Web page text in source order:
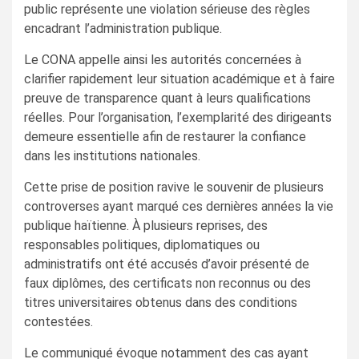
public représente une violation sérieuse des règles
encadrant l’administration publique.
Le CONA appelle ainsi les autorités concernées à
clarifier rapidement leur situation académique et à faire
preuve de transparence quant à leurs qualifications
réelles. Pour l’organisation, l’exemplarité des dirigeants
demeure essentielle afin de restaurer la confiance
dans les institutions nationales.
Cette prise de position ravive le souvenir de plusieurs
controverses ayant marqué ces dernières années la vie
publique haïtienne. À plusieurs reprises, des
responsables politiques, diplomatiques ou
administratifs ont été accusés d’avoir présenté de
faux diplômes, des certificats non reconnus ou des
titres universitaires obtenus dans des conditions
contestées.
Le communiqué évoque notamment des cas ayant